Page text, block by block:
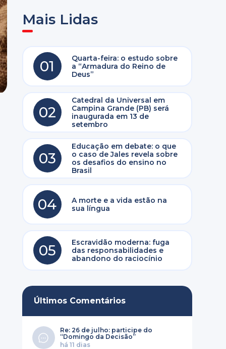
Mais Lidas
01
Quarta-feira: o estudo sobre
a “Armadura do Reino de
Deus”
02
Catedral da Universal em
Campina Grande (PB) será
inaugurada em 13 de
setembro
03
Educação em debate: o que
o caso de Jales revela sobre
os desafios do ensino no
Brasil
04
A morte e a vida estão na
sua língua
05
Escravidão moderna: fuga
das responsabilidades e
abandono do raciocínio
Últimos Comentários
Re: 26 de julho: participe do
“Domingo da Decisão”
há 11 dias